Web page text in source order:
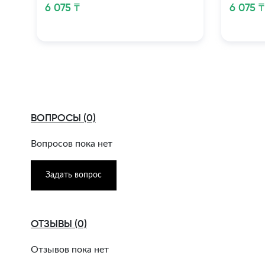
6 075 ₸ 6 075 ₸
ВОПРОСЫ (0)
Вопросов пока нет
Задать вопрос
ОТЗЫВЫ (0)
Отзывов пока нет